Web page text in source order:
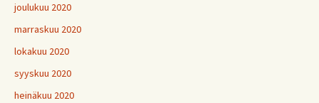
joulukuu 2020
marraskuu 2020
lokakuu 2020
syyskuu 2020
heinäkuu 2020